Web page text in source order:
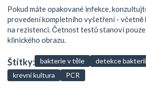
Pokud máte opakované infekce,
provedení kompletního vyšetření -
na rezistenci. Četnost testů stanoví
klinického obrazu.
Štítky: bakterie v těle detekce bakterií
krevní kultura
PCR